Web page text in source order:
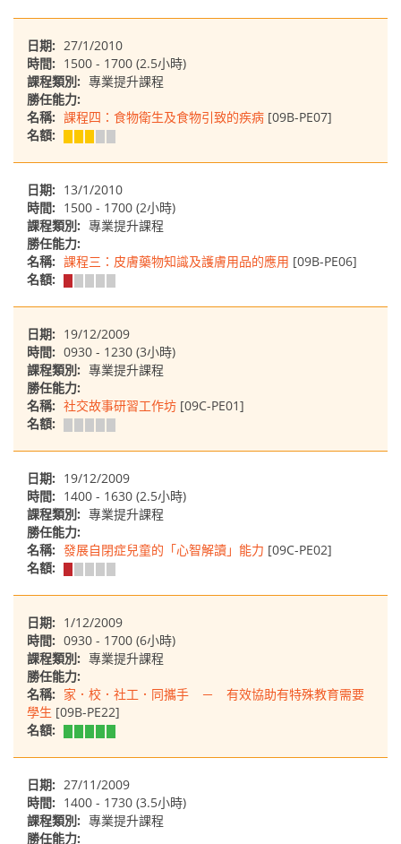
日期: 27/1/2010
時間: 1500 - 1700 (2.5小時)
課程類別: 專業提升課程
勝任能力:
名稱: 課程四：食物衛生及食物引致的疾病 [09B-PE07]
名額:
日期: 13/1/2010
時間: 1500 - 1700 (2小時)
課程類別: 專業提升課程
勝任能力:
名稱: 課程三：皮膚藥物知識及護膚用品的應用 [09B-PE06]
名額:
日期: 19/12/2009
時間: 0930 - 1230 (3小時)
課程類別: 專業提升課程
勝任能力:
名稱: 社交故事研習工作坊 [09C-PE01]
名額:
日期: 19/12/2009
時間: 1400 - 1630 (2.5小時)
課程類別: 專業提升課程
勝任能力:
名稱: 發展自閉症兒童的「心智解讀」能力 [09C-PE02]
名額:
日期: 1/12/2009
時間: 0930 - 1700 (6小時)
課程類別: 專業提升課程
勝任能力:
名稱: 家．校．社工．同攜手 － 有效協助有特殊教育需要
學生 [09B-PE22]
名額:
日期: 27/11/2009
時間: 1400 - 1730 (3.5小時)
課程類別: 專業提升課程
勝任能力: